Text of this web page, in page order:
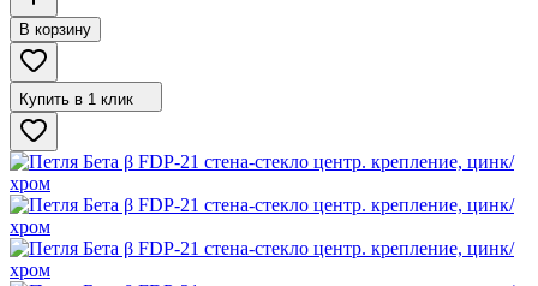
В корзину
Купить в 1 клик